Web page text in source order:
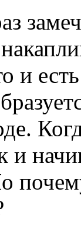
и
и